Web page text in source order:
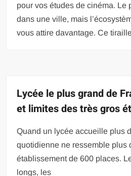
pour vos études de cinéma. Le
dans une ville, mais
vous attire davantage. Ce
Lycée le plus grand de
et limites des très gros
Quand un lycée accueille plus
quotidienne ne ressemble plus
établissement de 600 places.
longs, les